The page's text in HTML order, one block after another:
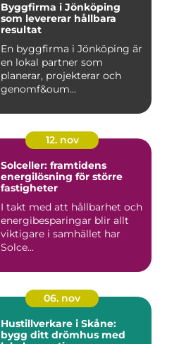
Byggfirma i Jönköping
som levererar hållbara
resultat
En byggfirma i Jönköping är
en lokal partner som
planerar, projekterar och
genomf&oum...
12. nov
Solceller: framtidens
energilösning för större
fastigheter
I takt med att hållbarhet och
energibesparingar blir allt
viktigare i samhället har
Solce...
06. nov
Hustillverkare i Skåne:
bygg ditt drömhus med